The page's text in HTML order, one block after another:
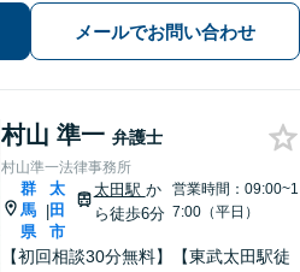
法務など】ご相談者さまに寄り添い、
きめ細やかな対応で、スピーディーに
最良の解決を目指します【土日・夜間
相談可能】。
メールでお問い合わせ
村山 準一 弁護士
村山準一法律事務所
群
馬
県
|
太
田
市
太田駅 か
ら徒歩6分
営業時間：09:00~1
7:00（平日）
【初回相談30分無料】【東武太田駅徒